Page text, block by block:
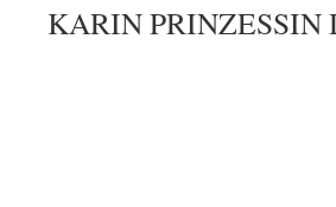
KARIN PRINZESSIN